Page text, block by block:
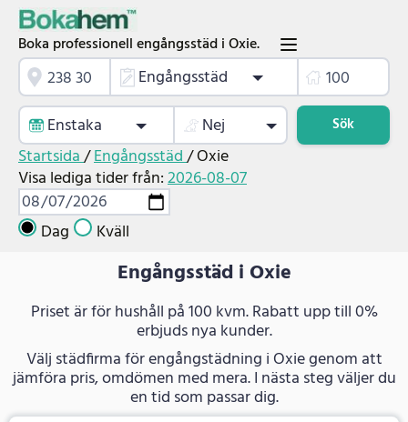
Boka professionell engångsstäd i Oxie.
Engångsstäd
Enstaka
Nej Sök
Startsida/Engångsstäd/Oxie
Visa lediga tider från:2026-08-07
Dag Kväll
Engångsstäd i Oxie
Priset är för hushåll på 100 kvm. Rabatt upp till 0%
erbjuds nya kunder.
Välj städfirma för engångstädning i Oxie genom att
jämföra pris, omdömen med mera. I nästa steg väljer du
en tid som passar dig.